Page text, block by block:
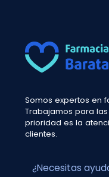
Somos expertos en
Trabajamos para
prioridad es la
clientes.
¿Necesitas